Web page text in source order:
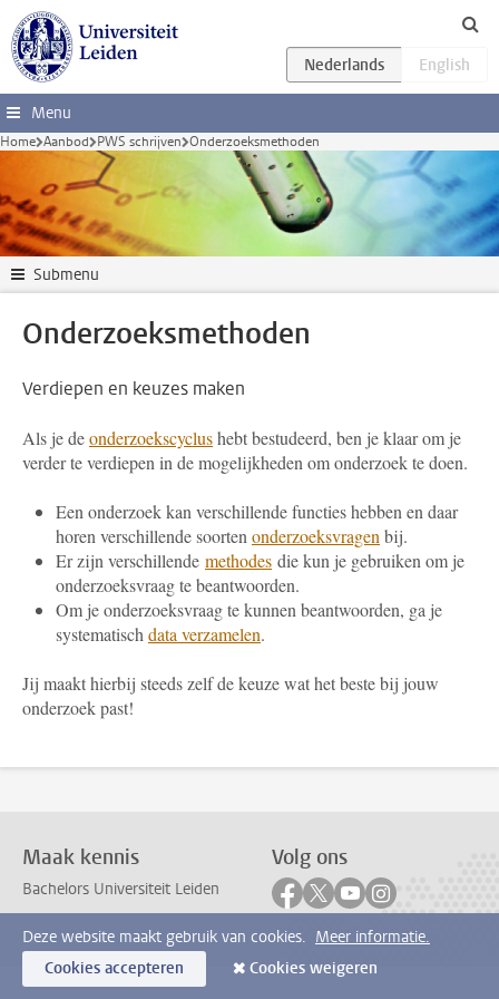
Ga direct naar de inhoud
Menu
Home Aanbod PWS schrijven Onderzoeksmethoden
Submenu
Onderzoeksmethoden
Verdiepen en keuzes maken
Als je deonderzoekscyclushebt bestudeerd, ben je klaar om je
verder te verdiepen in de mogelijkheden om onderzoek te doen.
Een onderzoek kan verschillende functies hebben en daar
horen verschillende soorten onderzoeksvragen bij.
Er zijn verschillende methodes die kun je gebruiken om je
onderzoeksvraag te beantwoorden.
Om je onderzoeksvraag te kunnen beantwoorden, ga je
systematisch data verzamelen.
Jij maakt hierbij steeds zelf de keuze wat het beste bij jouw
onderzoek past!
Maak kennis
Bachelors Universiteit Leiden
Volg ons
Volg ons op facebook
Volg ons op twitter
Volg ons op
Volg ons op
Deze website maakt gebruik van cookies. Meer informatie.
Cookies accepteren
Cookies weigeren